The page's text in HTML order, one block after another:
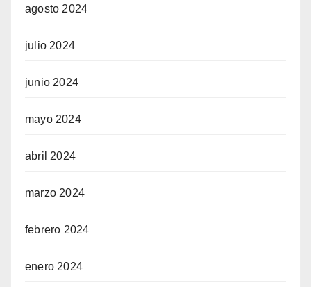
agosto 2024
julio 2024
junio 2024
mayo 2024
abril 2024
marzo 2024
febrero 2024
enero 2024